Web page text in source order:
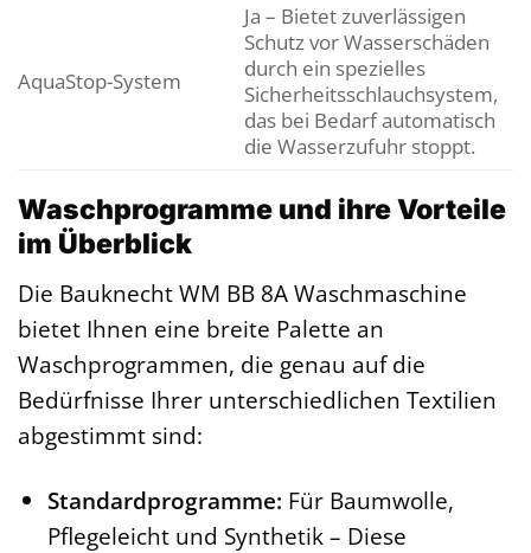
AquaStop-System
Ja – Bietet zuverlässigen
Schutz vor Wasserschäden
durch ein spezielles
Sicherheitsschlauchsystem,
das bei Bedarf automatisch
die Wasserzufuhr stoppt.
Waschprogramme und ihre Vorteile
im Überblick
Die Bauknecht WM BB 8A Waschmaschine
bietet Ihnen eine breite Palette an
Waschprogrammen, die genau auf die
Bedürfnisse Ihrer unterschiedlichen Textilien
abgestimmt sind:
Standardprogramme: Für Baumwolle,
Pflegeleicht und Synthetik – Diese